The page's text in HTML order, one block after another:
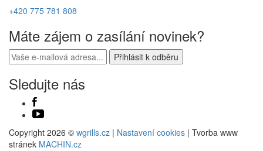
+420 775 781 808
Máte zájem o zasílání novinek?
Sledujte nás
Copyright 2026 © wgrills.cz | Nastavení cookies | Tvorba www
stránek MACHIN.cz